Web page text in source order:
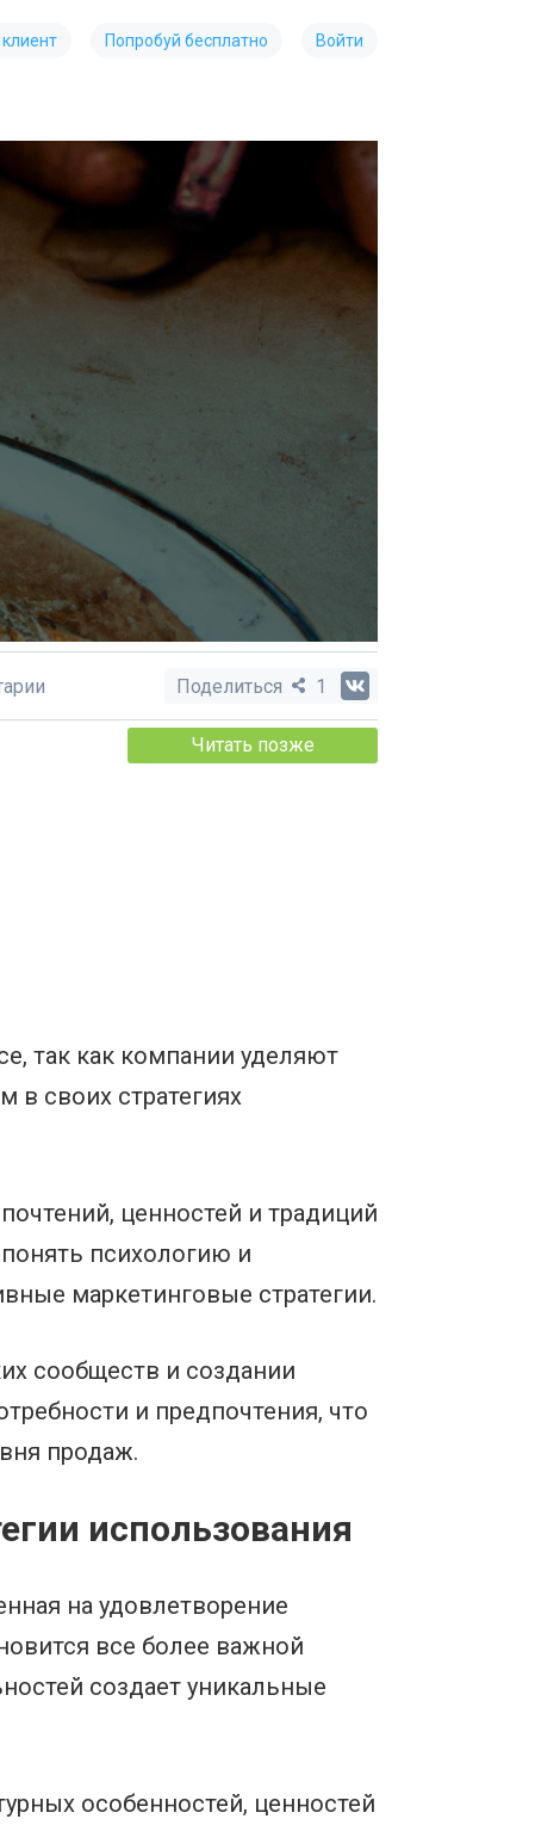
Попробуй бесплатно Войти
Поделиться 1
Читать позже
так как компании уделяют
своих стратегиях
ценностей и традиций
психологию и
маркетинговые стратегии.
сообществ и создании
и предпочтения, что
продаж.
использования
на удовлетворение
все более важной
создает уникальные
особенностей, ценностей